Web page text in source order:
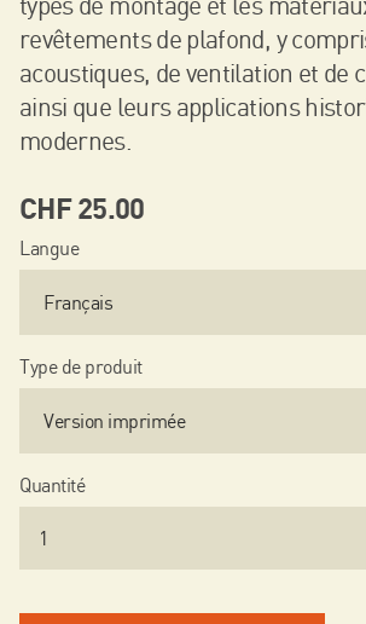
revêtements de plafond, y
acoustiques, de ventilation et de
ainsi que leurs applications
modernes.
CHF25.00
Langue
Type de produit
Quantité